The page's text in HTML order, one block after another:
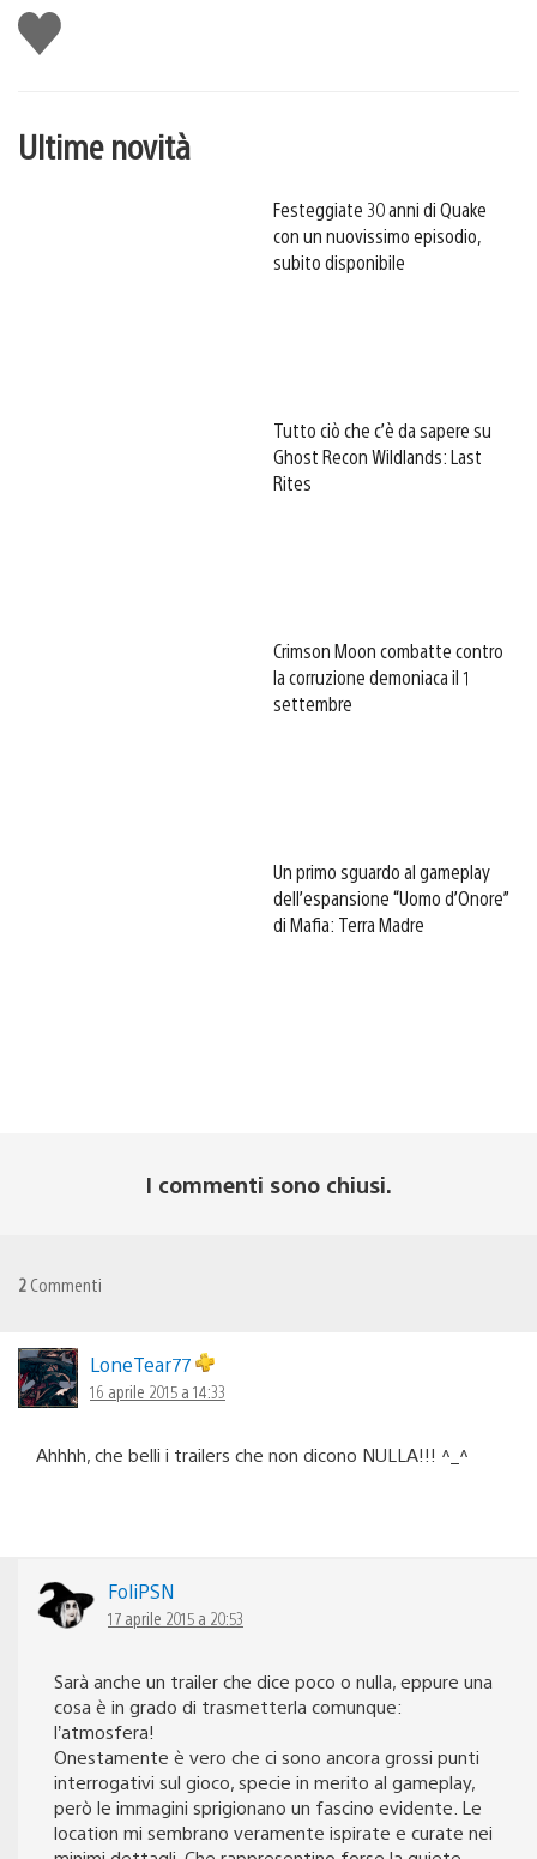
Mi
piace
Ultime novità
Festeggiate 30 anni di Quake
con un nuovissimo episodio,
subito disponibile
Tutto ciò che c’è da sapere su
Ghost Recon Wildlands: Last
Rites
Crimson Moon combatte contro
la corruzione demoniaca il 1
settembre
Un primo sguardo al gameplay
dell’espansione “Uomo d’Onore”
di Mafia: Terra Madre
I commenti sono chiusi.
2 Commenti
LoneTear77
16 aprile 2015 a 14:33
Ahhhh, che belli i trailers che non dicono NULLA!!! ^_^
FoliPSN
17 aprile 2015 a 20:53
Sarà anche un trailer che dice poco o nulla, eppure una
cosa è in grado di trasmetterla comunque:
l’atmosfera!
Onestamente è vero che ci sono ancora grossi punti
interrogativi sul gioco, specie in merito al gameplay,
però le immagini sprigionano un fascino evidente. Le
location mi sembrano veramente ispirate e curate nei